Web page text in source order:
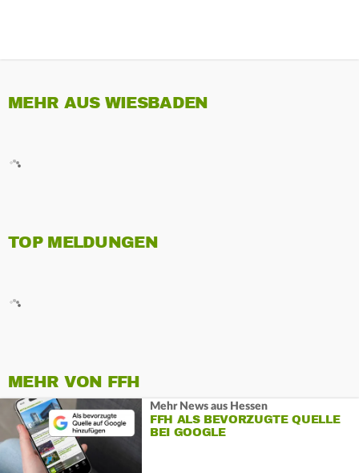
MEHR AUS WIESBADEN
TOP MELDUNGEN
MEHR VON FFH
Mehr News aus Hessen
FFH ALS BEVORZUGTE QUELLE
BEI GOOGLE